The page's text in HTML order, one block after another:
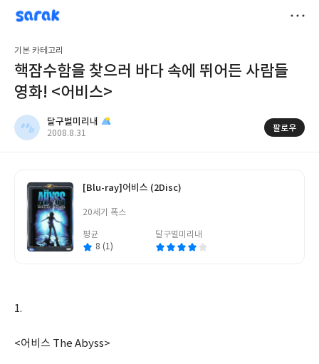
sarak
달구벌미리내
기본 카테고리
핵잠수함을 찾으러 바다 속에 뛰어든 사람들
영화! <어비스>
달구벌미리내
작
2008.8.31
팔로우
[Blu-ray] 어비스 (2Disc)
쓴
20세기 폭스
평균
8 (1)
달구벌미리내
1.
<어비스 The Abyss>